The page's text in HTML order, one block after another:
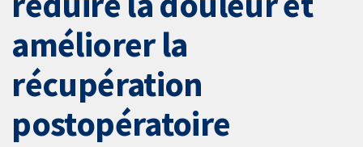
améliorer la
récupération
postopératoire